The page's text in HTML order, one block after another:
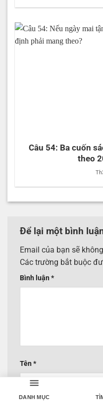
Câu 54: Ba cuốn
theo
Để lại một bình
Email của bạn sẽ
Các trường bắt buộc
Bình luận *
Tên *
DANH MỤC